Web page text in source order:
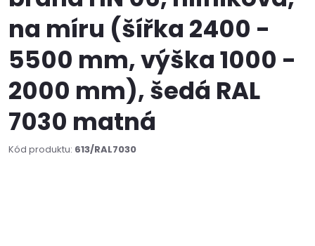
na míru (šířka 2400 -
5500 mm, výška 1000 -
2000 mm), šedá RAL
7030 matná
Kód produktu: 613/RAL7030